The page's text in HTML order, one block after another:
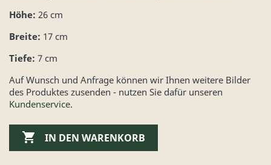
Höhe: 26 cm
Breite: 17 cm
Tiefe: 7 cm
Auf Wunsch und Anfrage können wir Ihnen weitere Bilder
des Produktes zusenden - nutzen Sie dafür unseren
Kundenservice.
 IN DEN WARENKORB